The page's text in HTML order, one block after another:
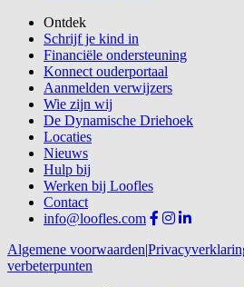
Ontdek
Schrijf je kind in
Financiële ondersteuning
Konnect ouderportaal
Aanmelden verwijzers
Wie zijn wij
De Dynamische Driehoek
Locaties
Nieuws
Hulp bij
Werken bij Loofles
Contact
info@loofles.com
Algemene voorwaarden|
verbeterpunten